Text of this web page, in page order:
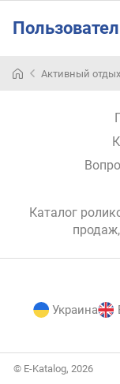
упоминания
хотя
на
колесами
Активный
Каталог
продаж,
Украина
© E-Katalog, 2026